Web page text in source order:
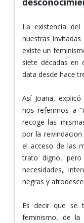
La existencia
nuestras
existe un
siete décadas en
data desde hace
Así Joana,
nos referimos a
recoge las
por la
el acceso de las
trato digno,
necesidades,
negras y
Es decir que se
feminismo, de la